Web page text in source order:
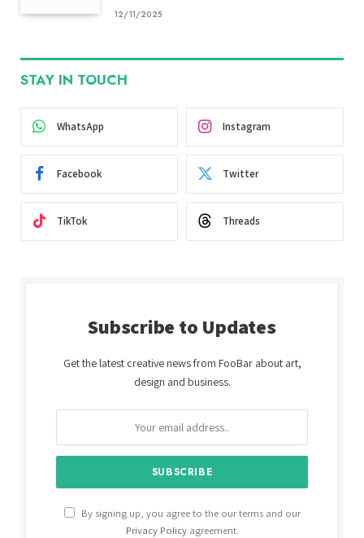
12/11/2025
STAY IN TOUCH
WhatsApp Instagram
Facebook Twitter
TikTok Threads
Subscribe to Updates
Get the latest creative news from FooBar about art,
design and business.
By signing up, you agree to the our terms and our
Privacy Policyagreement.